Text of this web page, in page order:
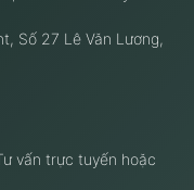
Số 27 Lê Văn Lương,
vấn trực tuyến hoặc